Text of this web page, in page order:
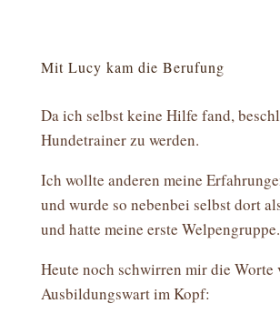
Mit Lucy kam die Berufung
Da ich selbst keine Hilfe fand,
Hundetrainer zu werden.
Ich wollte anderen meine
und wurde so nebenbei selbst dort
und hatte meine erste Welpengruppe.
Heute noch schwirren mir die Worte
Ausbildungswart im Kopf: